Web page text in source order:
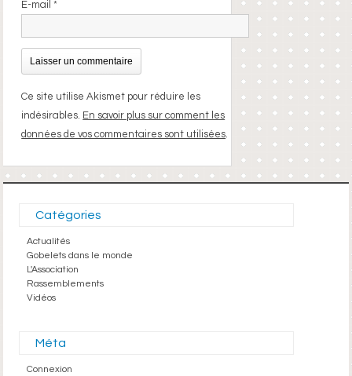
E-mail*
Ce site utilise Akismet pour réduire les
indésirables. En savoir plus sur comment les
données de vos commentaires sont utilisées
Catégories
Actualités
Gobelets dans le monde
L'Association
Rassemblements
Vidéos
Méta
Connexion